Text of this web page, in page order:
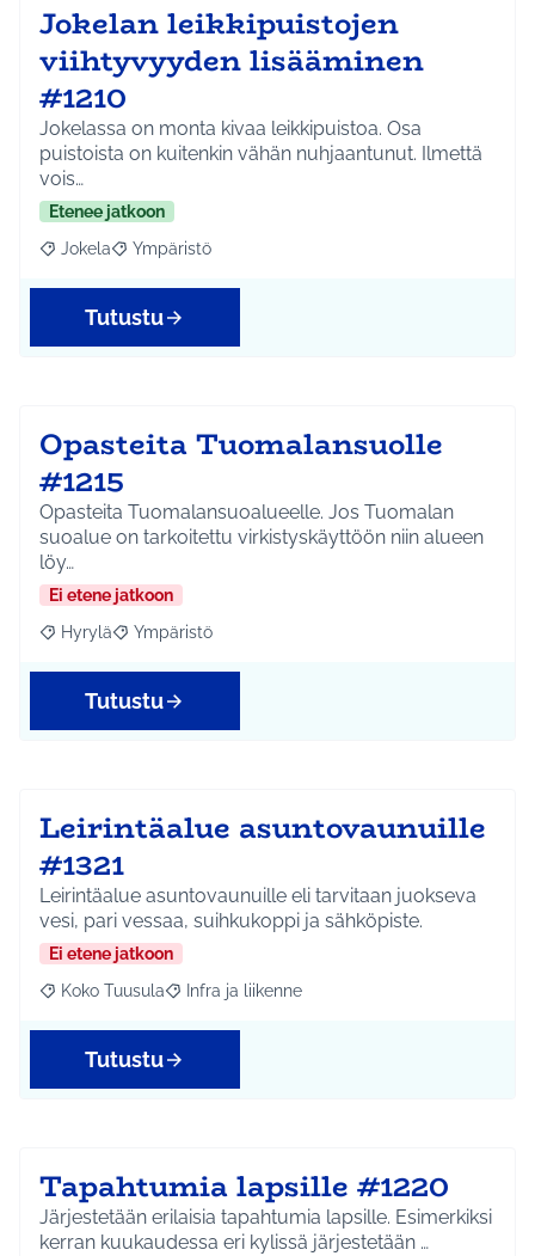
Jokelan leikkipuistojen
viihtyvyyden lisääminen
#1210
Jokelassa on monta kivaa leikkipuistoa. Osa
puistoista on kuitenkin vähän nuhjaantunut. Ilmettä
vois…
Etenee jatkoon
Rajaa tulokset aihepiirin mukaan: Jokela
Jokela Rajaa tulokset teeman mukaan: Ympäristö
Ympäristö
Tutustu
Opasteita Tuomalansuolle
#1215
Opasteita Tuomalansuoalueelle. Jos Tuomalan
suoalue on tarkoitettu virkistyskäyttöön niin alueen
löy…
Ei etene jatkoon
Rajaa tulokset aihepiirin mukaan: Hyrylä
Hyrylä Rajaa tulokset teeman mukaan: Ympäristö
Ympäristö
Tutustu
Leirintäalue asuntovaunuille
#1321
Leirintäalue asuntovaunuille eli tarvitaan juokseva
vesi, pari vessaa, suihkukoppi ja sähköpiste.
Ei etene jatkoon
Rajaa tulokset aihepiirin mukaan: Koko Tuusula
Koko Tuusula Rajaa tulokset teeman mukaan: Infra ja liikenne
Infra ja liikenne
Tutustu
Tapahtumia lapsille #1220
Järjestetään erilaisia tapahtumia lapsille. Esimerkiksi
kerran kuukaudessa eri kylissä järjestetään …